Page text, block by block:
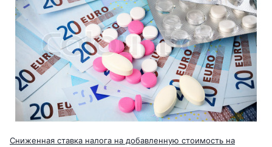
Сниженная ставка налога на добавленную стоимость на